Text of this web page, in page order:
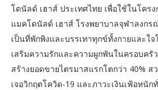
โดนัลด์ เฮาส์ ประเทศไทย เพื่อใช้ในโคร
แมคโดนัลด์ เฮาส์ โรงพยาบาลจุฬาลงก
เป็นที่พักพิงและบรรเทาทุกข์ทั้งกายและใจ
เสริมความรักและความผูกพันในครอบครั
สร้างยอดขายไตรมาสแรกโตกว่า 40%
เจอวิกฤตโควิด-19 และภาวะเงินเฟ้อหนัก